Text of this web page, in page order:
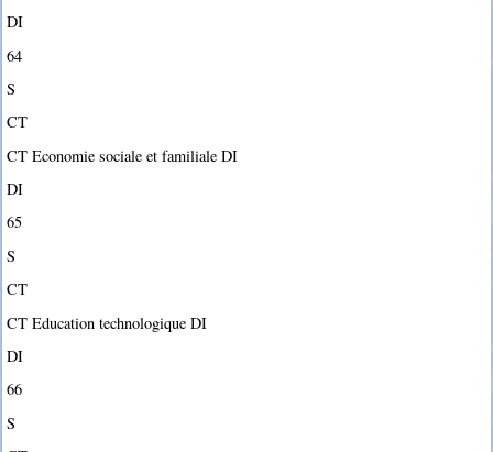
DI
64
S
CT
CT Economie sociale et familiale DI
DI
65
S
CT
CT Education technologique DI
DI
66
S